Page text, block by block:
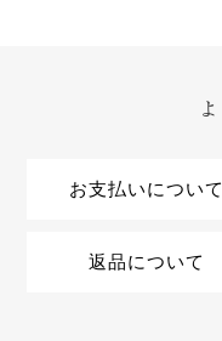
お支払いについて
返品について